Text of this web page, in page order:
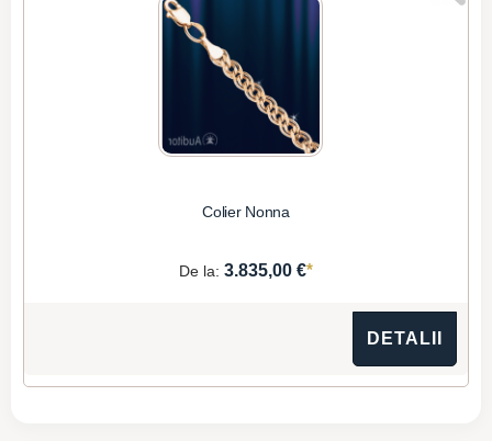
Colier Nonna
De la: 3.835,00 €*
DETALII